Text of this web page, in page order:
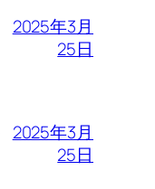
2025年3月
25日
2025年3月
25日